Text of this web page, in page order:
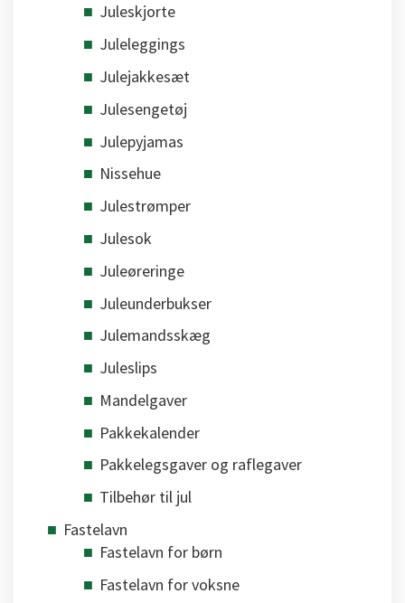
Juleskjorte
Juleleggings
Julejakkesæt
Julesengetøj
Julepyjamas
Nissehue
Julestrømper
Julesok
Juleøreringe
Juleunderbukser
Julemandsskæg
Juleslips
Mandelgaver
Pakkekalender
Pakkelegsgaver og raflegaver
Tilbehør til jul
Fastelavn
Fastelavn for børn
Fastelavn for voksne